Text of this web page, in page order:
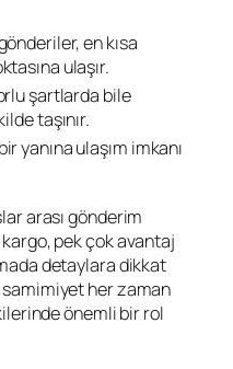
en kısa
ulaşır.
şartlarda bile
taşınır.
yanına ulaşım imkanı
arası gönderim
pek çok avantaj
detaylara dikkat
her zaman
önemli bir rol